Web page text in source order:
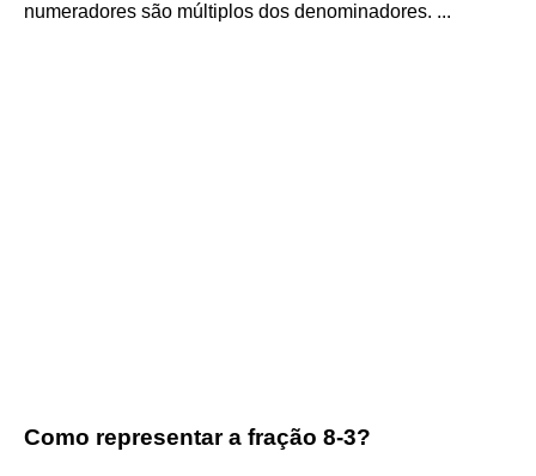
numeradores são múltiplos dos denominadores. ...
Como representar a fração 8-3?